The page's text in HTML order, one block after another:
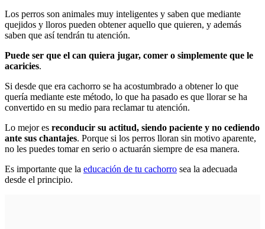
Los perros son animales muy inteligentes y saben que mediante
quejidos y lloros pueden obtener aquello que quieren, y además
saben que así tendrán tu atención.
Puede ser que el can quiera jugar, comer o simplemente que le
acaricies.
Si desde que era cachorro se ha acostumbrado a obtener lo que
quería mediante este método, lo que ha pasado es que llorar se ha
convertido en su medio para reclamar tu atención.
Lo mejor es reconducir su actitud, siendo paciente y no cediendo
ante sus chantajes. Porque si los perros lloran sin motivo aparente,
no les puedes tomar en serio o actuarán siempre de esa manera.
Es importante que la educación de tu cachorro sea la adecuada
desde el principio.